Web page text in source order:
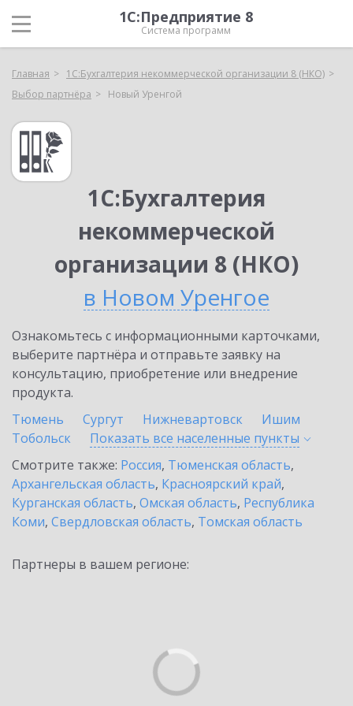
1С:Предприятие 8
Система программ
Главная
1С:Бухгалтерия некоммерческой организации 8 (НКО)
Выбор партнёра
Новый Уренгой
1С:Бухгалтерия
некоммерческой
организации 8 (НКО)
в Новом Уренгое
Ознакомьтесь с информационными карточками,
выберите партнёра и отправьте заявку на
консультацию, приобретение или внедрение
продукта.
Тюмень
Сургут Нижневартовск
Ишим
Тобольск
Показать все населенные пункты
Смотрите также: Россия, Тюменская область,
Архангельская область, Красноярский край,
Курганская область, Омская область, Республика
Коми, Свердловская область, Томская область
Партнеры в вашем регионе: